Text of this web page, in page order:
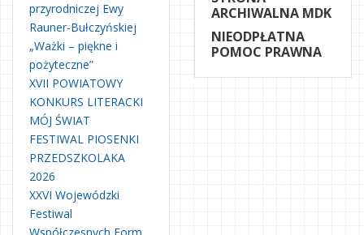
przyrodniczej Ewy
Rauner-Bułczyńskiej
„Ważki – piękne i
pożyteczne”
XVII POWIATOWY
KONKURS LITERACKI
MÓJ ŚWIAT
FESTIWAL PIOSENKI
PRZEDSZKOLAKA
2026
XXVI Wojewódzki
Festiwal
ARCHIWALNA MDK
NIEODPŁATNA
POMOC PRAWNA